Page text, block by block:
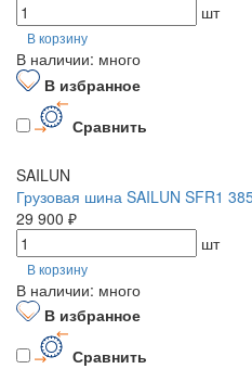
шт
В корзину
В наличии: много
В избранное
Сравнить
SAILUN
Грузовая шина SAILUN SFR1
29 900 ₽
шт
В корзину
В наличии: много
В избранное
Сравнить